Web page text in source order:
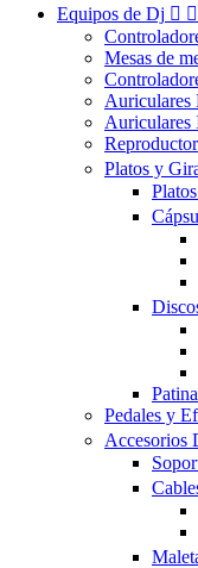
Equipos de Dj  
Mesas de
Auriculares
Auriculares
Platos y
Pedales y
Accesorios